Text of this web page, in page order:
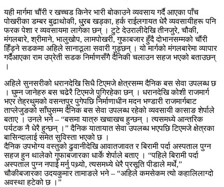
यही मार्गमा चौंरी र खच्चड किनेर भारी बोकाउने व्यवसाय गर्दै आएका पाँच
पोखरीका डम्बर बुढाथोकी, धु्रब खड्का, हर्क राईलगायत धेरै व्यवसायीहरू पनि
फरक पेशा र व्यवसायमा लागेका छन् । टुटे देउरालीदेखि तीनजुरे, चौकी,
मंगलबारे, श्रीमाने, भालुखोप, लामपोखरी, गुफाबजार हुँदै दोभानसम्मको चौंरी
हिँड्ने सडकमा अहिले सानाठूला सवारी गुड्छन् । यो मार्गको मंगलबारेमा व्यापार
गर्दैआएका राम उप्रेती सडक निर्माणसँगै दैनिकी चलाउन सहज भएको बताउछन्
।
अहिले सुनसरीको धरानदेखि सिधै टिएमजे क्षेत्रसम्म दैनिक बस सेवा उपलब्ध छ
। घुम्न जानेहरु बस चढेरै टिएमजे पुगिरहेका छन् । धरानदेखि कोशी राजमार्ग
भएर तेह्रथुमको वसन्तपुर पुगेपछि निर्माणाधीन मदन भण्डारी राजमार्गबाट
ताप्लेजुङको साँघुसम्म दैनिक बस सेवा उपलब्ध रहेको व्यवसायी कासाङ शेर्पाले
बताए । उनले भने – “बसमा यात्रु खचाखच हुन्छन् । त्यसमध्ये आन्तरिक
पर्यटक नै धेरै हुन्छन् ।” दैनिक यातायात सेवा उपलब्ध भएपछि टिएमजे क्षेत्रका
बासिन्दालाई समेत सुविस्ता भएको छ ।
दैनिक उपभोग्य वस्तुको ढुवानीदेखि आवातजावत र बिरामी पर्दा अस्पताल पुग्न
सहज हुन थालेको गुफाबजारका धार्के शेर्पाले बताए । “पहिले बिरामी पर्दा
अस्पताल पुग्न नपाई मर्नु पथ्र्यो, त्यसमध्ये धेरै प्रसूति पीडाले मर्थे,”
चौकीबजारका उदयकुमार तामाङले भने – “अहिले कमसेकम त्यो कहालिलाग्दो
अवस्था हटेको छ ।”